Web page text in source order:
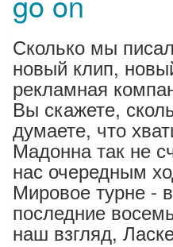
Сколько мы
новый клип,
рекламная
Вы скажете,
думаете, что
Мадонна так не
нас очередным
Мировое турне -
последние
наш взгляд,